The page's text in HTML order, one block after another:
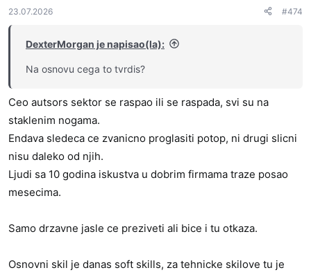
23.07.2026 #474
DexterMorgan je napisao(la):
Na osnovu cega to tvrdis?
Ceo autsors sektor se raspao ili se raspada, svi su na
staklenim nogama.
Endava sledeca ce zvanicno proglasiti potop, ni drugi slicni
nisu daleko od njih.
Ljudi sa 10 godina iskustva u dobrim firmama traze posao
mesecima.
Samo drzavne jasle ce preziveti ali bice i tu otkaza.
Osnovni skil je danas soft skills, za tehnicke skilove tu je